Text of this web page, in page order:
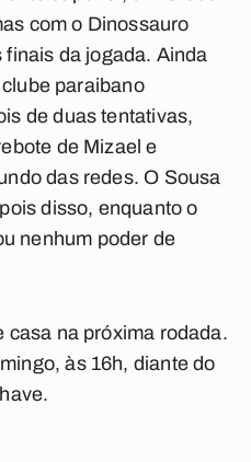
com o Dinossauro
da jogada. Ainda
paraibano
de duas tentativas,
de Mizael e
das redes. O Sousa
disso, enquanto o
nenhum poder de
casa na próxima rodada.
às 16h, diante do